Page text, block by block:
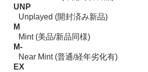
UNP
Unplayed (開封済み新品)
M
Mint (美品/新品同様)
M-
Near Mint (普通/経年劣化有)
EX